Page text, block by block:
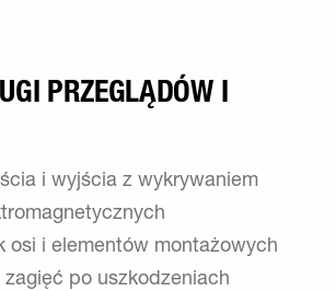
PRZEGLĄDÓW I
i wyjścia z wykrywaniem
osi i elementów montażowych
zagięć po uszkodzeniach